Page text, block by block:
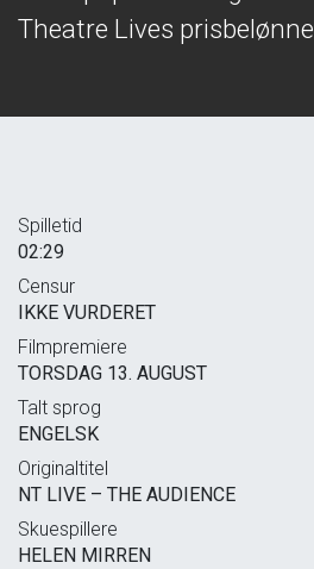
Theatre Lives
Spilletid
02:29
Censur
IKKE VURDERET
Filmpremiere
TORSDAG 13. AUGUST
Talt sprog
ENGELSK
Originaltitel
NT LIVE – THE AUDIENCE
Skuespillere
HELEN MIRREN